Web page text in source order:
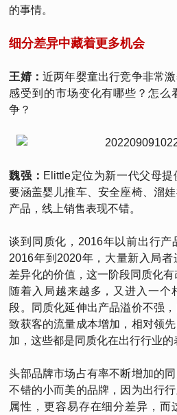
的事情。
细分差异中藏着更多机会
王婧：近两年婴童出行竞争非常
感受到的市场变化有哪些？怎么
争？
魏强： Elittle定位为新一代父母
要涵盖婴儿推车、安全座椅、溜
产品，线上销售表现不错。
谈到同质化，2016年以前出行产
2016年到2020年，大量新入局
差异化的价值，这一阶段同质化有
随着入局越来越多，又进入一个
段。同质化延伸出产品溢价不强
致获客的流量成本增加，相对领
加，这些都是同质化在出行行业的
头部品牌市场占有率不断增加的
不错的小而美的品牌，因为出行
属性，更容易存在细分差异，而